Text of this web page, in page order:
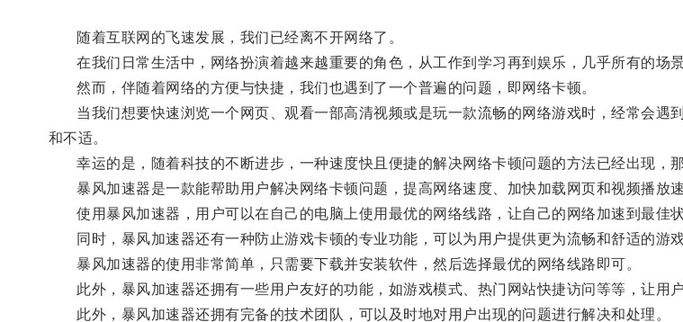
随着互联网的飞速发展，我们已经离不开网络了。
在我们日常生活中，网络扮演着越来越重要的角色，从工作到学习再到娱乐，几乎所有的场景
然而，伴随着网络的方便与快捷，我们也遇到了一个普遍的问题，即网络卡顿。
当我们想要快速浏览一个网页、观看一部高清视频或是玩一款流畅的网络游戏时，经常会遇
和不适。
幸运的是，随着科技的不断进步，一种速度快且便捷的解决网络卡顿问题的方法已经出现，那
暴风加速器是一款能帮助用户解决网络卡顿问题，提高网络速度、加快加载网页和视频播放速
使用暴风加速器，用户可以在自己的电脑上使用最优的网络线路，让自己的网络加速到最佳状
同时，暴风加速器还有一种防止游戏卡顿的专业功能，可以为用户提供更为流畅和舒适的游戏
暴风加速器的使用非常简单，只需要下载并安装软件，然后选择最优的网络线路即可。
此外，暴风加速器还拥有一些用户友好的功能，如游戏模式、热门网站快捷访问等等，让用户
此外，暴风加速器还拥有完备的技术团队，可以及时地对用户出现的问题进行解决和处理。